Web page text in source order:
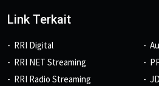
Link Terkait
RRI Digital
RRI NET Streaming
RRI Radio Streaming